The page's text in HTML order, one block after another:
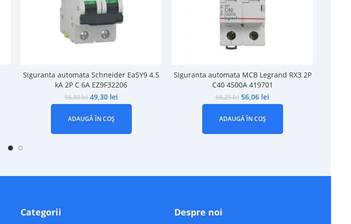
Siguranta automata Schneider EaSY9 4.5
kA 2P C 6A EZ9F32206
56,80lei 49,30 lei
ADAUGĂ ÎN COȘ
Siguranta automata MCB Legrand RX3 2P
C40 4500A 419701
66,25lei 56,06 lei
ADAUGĂ ÎN COȘ
Categorii Despre noi